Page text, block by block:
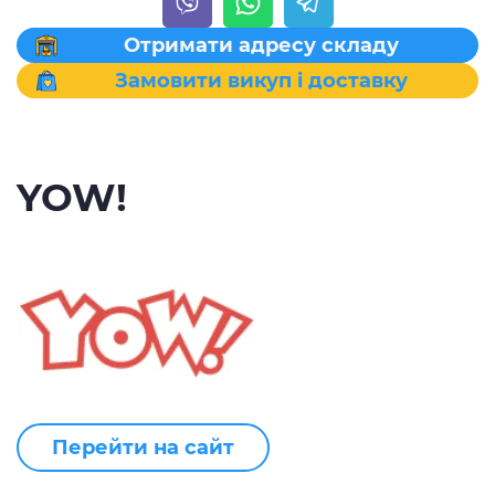
Отримати адресу складу
Замовити викуп і доставку
YOW!
Перейти на сайт